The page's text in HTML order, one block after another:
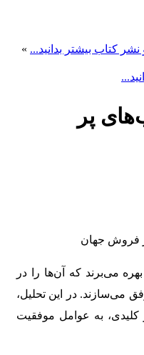
کتاب بیشتر بدانید... »
پر
می‌برند که آن‌ها را در
در این تحلیل،
و جامع ۱۵ معیار کلیدی، به عوامل موفقیت